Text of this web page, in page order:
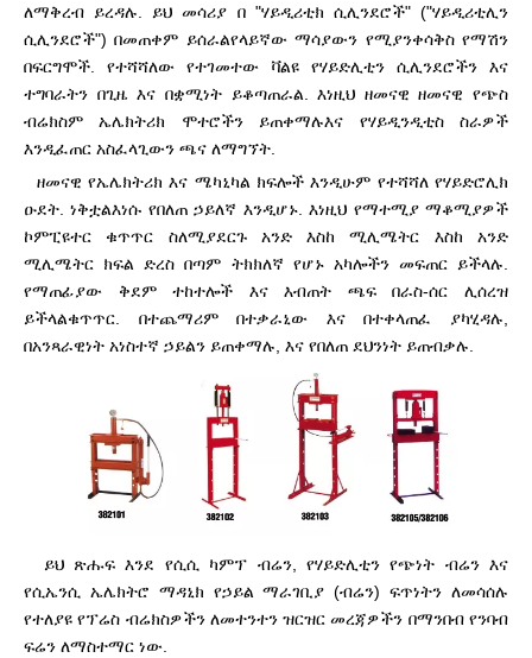
ለማቅረብ ይረዳሉ. ይህ መሳሪያ በ "ሃይዲሪቲክ ሲሊንደሮች" ("ሃይዲሪቲሊን
ሲሊንደሮች") በመጠቀም ይሰራልየላይኛው ማሳያውን የሚያንቀሳቅስ የማሽን
በፍርግሞች. የተሻሻለው የተገመተው ቫልዩ የሃይድሊቲን ሲሊንደሮችን እና
ተግባራትን በጊዜ እና በቋሚነት ይቆጣጠራል. እነዚህ ዘመናዊ ዘመናዊ የጭስ
ብሬክስም ኤሌክትሪክ ሞተሮችን ይጠቀማሉእና የሃይዲንዲቲስ ስራዎች
እንዲፈጠር አስፈላጊውን ጫና ለማግኘት.
ዘመናዊ የኤሌክትሪክ እና ሜካኒካል ክፍሎች እንዲሁም የተሻሻለ የሃይድሮሊክ
ዑደት. ነቅቷልእነሱ የበለጠ ኃይለኛ እንዲሆኑ. እነዚህ የማተሚያ ማቆሚያዎች
ኮምፒዩተር ቁጥጥር ስለሚያደርጉ አንድ እስከ ሚሊሜትር እስከ አንድ
ሚሊሜትር ክፍል ድረስ በጣም ትክክለኛ የሆኑ አካሎችን መፍጠር ይችላሉ.
የማጠፊያው ቅደም ተከተሎች እና እብጠት ጫፍ በራስ-ሰር ሊሰረዝ
ይችላልቁጥጥር. በተጨማሪም በተቃራኒው እና በተቀላጠፈ ያካሂዳሉ,
በአንጻራዊነት አነስተኛ ኃይልን ይጠቀማሉ, እና የበለጠ ደህንነት ይጠብቃሉ.
ይህ ጽሑፍ እንደ የሲሲ ካምፕ ብሬን, የሃይድሊቲን የጭነት ብሬን እና
የሲኤንሲ ኤሌክትሮ ማዳኒክ የኃይል ማራገቢያ (ብሬን) ፍጥነትን ለመሳሰሉ
የተለያዩ የፕሬስ ብሬክስዎችን ለመተንተን ዝርዝር መረጃዎችን በማንበብ የንባብ
ፍሬን ለማስተማር ነው.